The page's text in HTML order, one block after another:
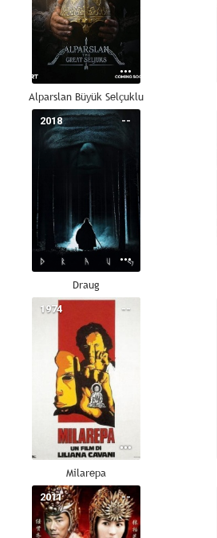
Alparslan Büyük Selçuklu
--
2018
Draug
--
1974
Milarepa
--
2011